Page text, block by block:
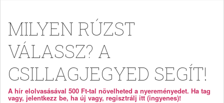
MILYEN RÚZST
VÁLASSZ? A
CSILLAGJEGYED SEGÍT!
A hír elolvasásával 500 Ft-tal növelheted a nyereményedet. Ha tag
vagy, jelentkezz be, ha új vagy, regisztrálj itt (ingyenes)!